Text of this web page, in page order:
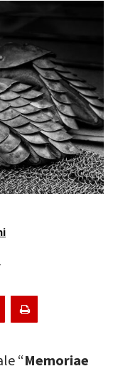
“Memoriae